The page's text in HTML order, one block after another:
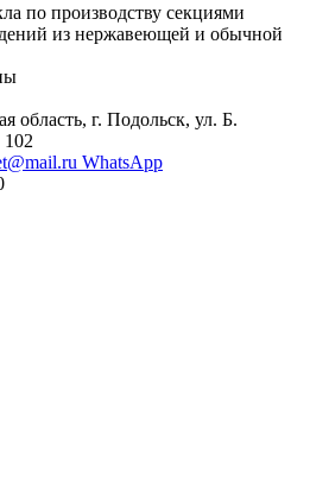
по производству секциями
из нержавеющей и обычной
область, г. Подольск, ул. Б.
102
WhatsApp